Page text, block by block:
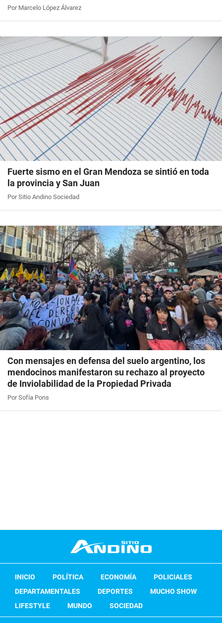
Por Marcelo López Álvarez
Fuerte sismo en el Gran Mendoza se sintió en toda
la provincia y San Juan
Por Sitio Andino Sociedad
Con mensajes en defensa del suelo argentino, los
mendocinos manifestaron su rechazo al proyecto
de Inviolabilidad de la Propiedad Privada
Por Sofía Pons
INICIO POLÍTICA ECONOMÍA
POLICIALES
DEPARTAMENTALES
DEPORTES
MUCHO SHOW
LIFESTYLE
MUNDO SOCIEDAD